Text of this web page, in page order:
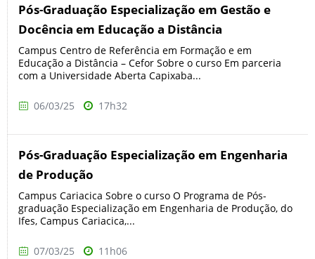
Pós-Graduação Especialização em Gestão e
Docência em Educação a Distância
Campus Centro de Referência em Formação e em
Educação a Distância – Cefor Sobre o curso Em parceria
com a Universidade Aberta Capixaba...
06/03/25 17h32
Pós-Graduação Especialização em Engenharia
de Produção
Campus Cariacica Sobre o curso O Programa de Pós-
graduação Especialização em Engenharia de Produção, do
Ifes, Campus Cariacica,...
07/03/25 11h06